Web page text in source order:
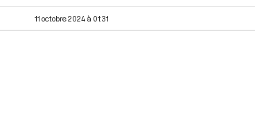
11 octobre 2024 à 01:31